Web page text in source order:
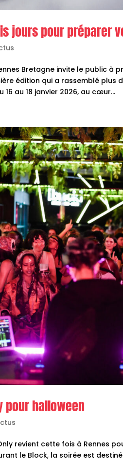
jours pour préparer
Bretagne invite le public à
édition qui a rassemblé plus
au 18 janvier 2026, au cœur...
pour halloween
revient cette fois à Rennes
le Block, la soirée est